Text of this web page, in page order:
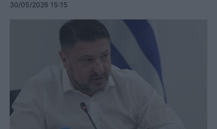
30/05/2026 15:15